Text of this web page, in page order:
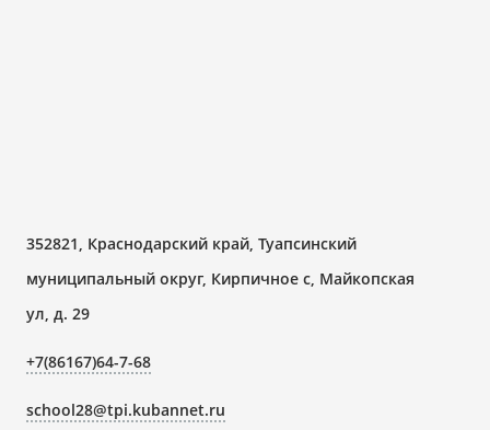
352821, Краснодарский край, Туапсинский
муниципальный округ, Кирпичное с, Майкопская
ул, д. 29
+7(86167)64-7-68
school28@tpi.kubannet.ru